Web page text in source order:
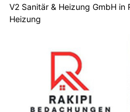
V2 Sanitär & Heizung GmbH in
Heizung